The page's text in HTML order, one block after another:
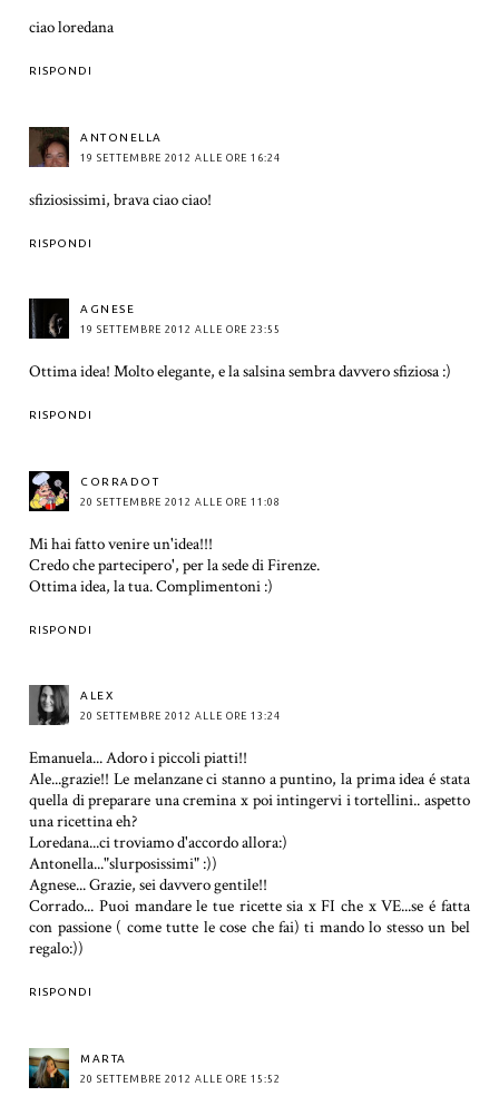
ciao loredana
RISPONDI
ANTONELLA
19 SETTEMBRE 2012 ALLE ORE 16:24
sfiziosissimi, brava ciao ciao!
RISPONDI
AGNESE
19 SETTEMBRE 2012 ALLE ORE 23:55
Ottima idea! Molto elegante, e la salsina sembra davvero sfiziosa :)
RISPONDI
CORRADOT
20 SETTEMBRE 2012 ALLE ORE 11:08
Mi hai fatto venire un'idea!!!
Credo che partecipero', per la sede di Firenze.
Ottima idea, la tua. Complimentoni :)
RISPONDI
ALEX
20 SETTEMBRE 2012 ALLE ORE 13:24
Emanuela... Adoro i piccoli piatti!!
Ale...grazie!! Le melanzane ci stanno a puntino, la prima idea é stata
quella di preparare una cremina x poi intingervi i tortellini.. aspetto
una ricettina eh?
Loredana...ci troviamo d'accordo allora:)
Antonella..."slurposissimi" :))
Agnese... Grazie, sei davvero gentile!!
Corrado... Puoi mandare le tue ricette sia x FI che x VE...se é fatta
con passione ( come tutte le cose che fai) ti mando lo stesso un bel
regalo:))
RISPONDI
MARTA
20 SETTEMBRE 2012 ALLE ORE 15:52